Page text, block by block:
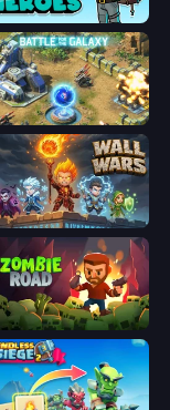
Heroes
for the Galaxy
Wars
Road